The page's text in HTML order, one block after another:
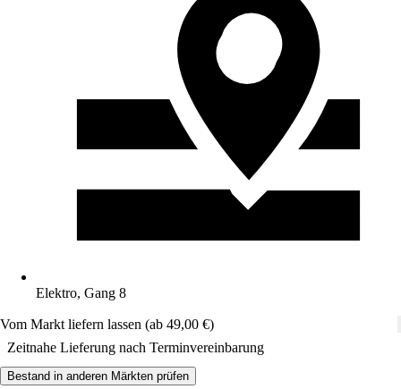
Elektro, Gang 8
Vom Markt liefern lassen (ab 49,00 €)
Zeitnahe Lieferung nach Terminvereinbarung
Bestand in anderen Märkten prüfen